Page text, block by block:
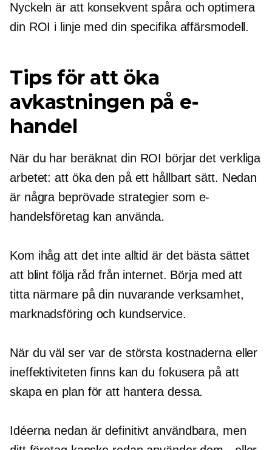
Nyckeln är att konsekvent spåra och optimera
din ROI i linje med din specifika affärsmodell.
Tips för att öka
avkastningen på e-
handel
När du har beräknat din ROI börjar det verkliga
arbetet: att öka den på ett hållbart sätt. Nedan
är några beprövade strategier som e-
handelsföretag kan använda.
Kom ihåg att det inte alltid är det bästa sättet
att blint följa råd från internet. Börja med att
titta närmare på din nuvarande verksamhet,
marknadsföring och kundservice.
När du väl ser var de största kostnaderna eller
ineffektiviteten finns kan du fokusera på att
skapa en plan för att hantera dessa.
Idéerna nedan är definitivt användbara, men